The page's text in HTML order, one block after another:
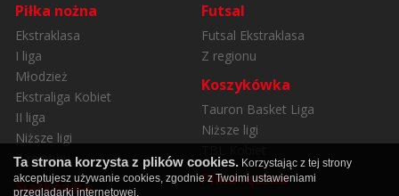
Piłka nożna
Ekstraklasa
I liga
Młodzież
Ekstraliga Kobiet
II liga
Niższe ligi
Z regionu
Siatkówka
Futsal
Futsal Ekstraklasa
Z regionu
Koszykówka
Tauron Basket Liga
Niższe ligi
Piłka ręczna
Ta strona korzysta z plików cookies. Korzystając z tej strony
akceptujesz używanie cookies, zgodnie z Twoimi ustawieniami
przeglądarki internetowej.